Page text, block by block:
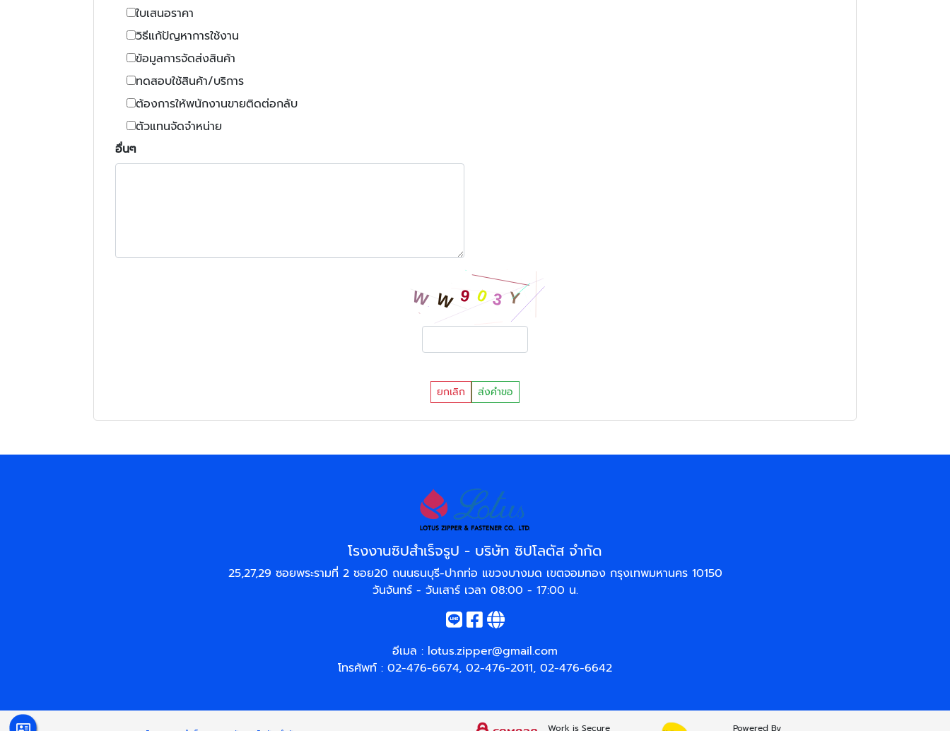
ใบเสนอราคา
วิธีแก้ปัญหาการใช้งาน
ข้อมูลการจัดส่งสินค้า
ทดสอบใช้สินค้า/บริการ
ต้องการให้พนักงานขายติดต่อกลับ
ตัวแทนจัดจำหน่าย
อื่นๆ
ยกเลิก ส่งคำขอ
โรงงานซิปสำเร็จรูป - บริษัท ซิปโลตัส จำกัด
25,27,29 ซอยพระรามที่ 2 ซอย20 ถนนธนบุรี-ปากท่อ แขวงบางมด เขตจอมทอง กรุงเทพมหานคร 10150
วันจันทร์ - วันเสาร์ เวลา 08:00 - 17:00 น.
อีเมล : lotus.zipper@gmail.com
โทรศัพท์ : 02-476-6674, 02-476-2011, 02-476-6642
Work is Secure Powered By